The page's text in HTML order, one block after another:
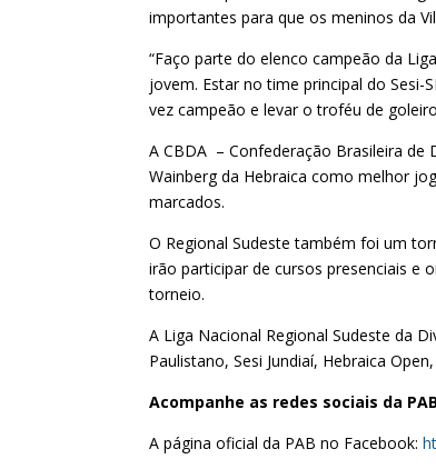
importantes para que os meninos da
“Faço parte do elenco campeão da
jovem. Estar no time principal do Sesi-
vez campeão e levar o troféu de
A CBDA – Confederação Brasileira
Wainberg da Hebraica como melhor
marcados.
O Regional Sudeste também foi um
irão participar de cursos presenciais e
torneio.
A Liga Nacional Regional Sudeste da
Paulistano, Sesi Jundiaí, Hebraica
Acompanhe as redes sociais da PAB
A página oficial da PAB no Facebook: